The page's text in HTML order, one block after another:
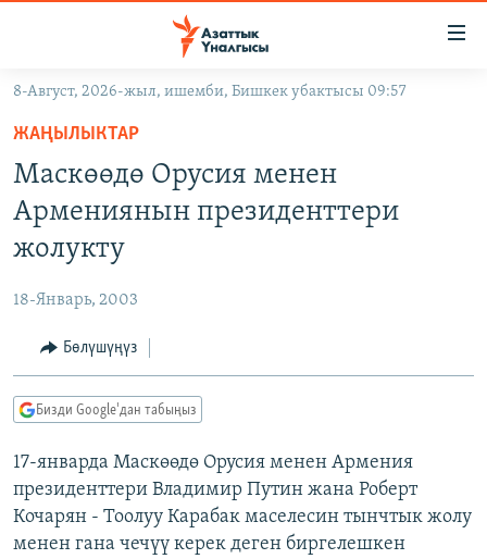
Навигацияга
өтүңүз
Издөөгө
салыңыз
МАДАНИЯТ
УКРАИНА
ТВ ПРОГРАММАЛАР
БҮГҮН АЗАТТЫКТА
ДАНИСТЕ
ЭЖЕ-СИҢДИЛЕР
АЗАТТЫК+
ПОДКАСТ
ОНЛАЙН ШЕРИНЕ
8-Август, 2026-жыл, ишемби, Бишкек убактысы 09:57
ЖАҢЫЛЫКТАР
Маскөөдө Орусия менен
Армениянын президенттери
жолукту
18-Январь, 2003
Бөлүшүңүз
Бизди Google'дан табыңыз
17-январда Маскөөдө Орусия менен Армения
президенттери Владимир Путин жана Роберт
Кочарян - Тоолуу Карабак маселесин тынчтык жолу
менен гана чечүү керек деген биргелешкен